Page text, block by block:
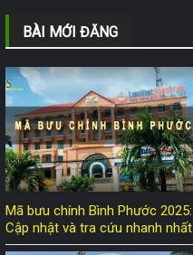
BÀI MỚI ĐĂNG
Mã bưu chính Bình Phước 2025:
Cập nhật và tra cứu nhanh nhất